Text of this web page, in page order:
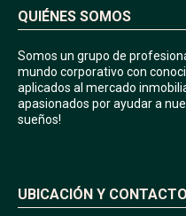
QUIÉNES SOMOS
Somos un grupo de
mundo corporativo con
aplicados al mercado
apasionados por ayudar a
sueños!
UBICACIÓN Y CONTACTO